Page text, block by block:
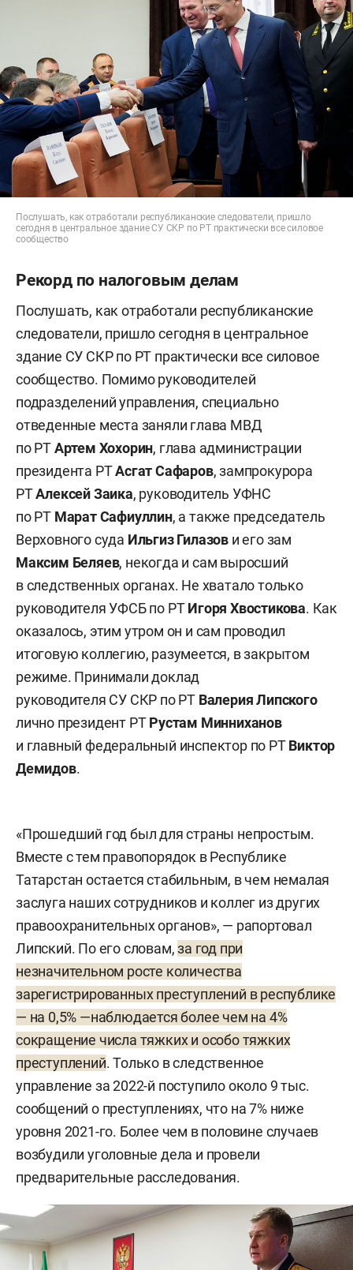
Послушать, как отработали республиканские следователи, пришло
сегодня в центральное здание СУ СКР по РТ практически все силовое
сообщество
Рекорд по налоговым делам
Послушать, как отработали республиканские
следователи, пришло сегодня в центральное
здание СУ СКР по РТ практически все силовое
сообщество. Помимо руководителей
подразделений управления, специально
отведенные места заняли глава МВД
по РТАртем Хохорин, глава администрации
президента РТАсгат Сафаров, зампрокурора
РТАлексей Заика, руководитель УФНС
по РТ Марат Сафиуллин, а также председатель
Верховного суда Ильгиз Гилазов и его зам
Максим Беляев, некогда и сам выросший
в следственных органах. Не хватало только
руководителя УФСБ по РТИгоря Хвостикова. Как
оказалось, этим утром он и сам проводил
итоговую коллегию, разумеется, в закрытом
режиме. Принимали доклад
руководителя СУ СКР по РТ Валерия Липского
лично президент РТРустам Минниханов
и главный федеральный инспектор по РТВиктор
Демидов.
«Прошедший год был для страны непростым.
Вместе с тем правопорядок в Республике
Татарстан остается стабильным, в чем немалая
заслуга наших сотрудников и коллег из других
правоохранительных органов», — рапортовал
Липский. По его словам,за год при
незначительном росте количества
зарегистрированных преступлений в республике
— на 0,5% —наблюдается более чем на 4%
сокращение числа тяжких и особо тяжких
преступлений. Только в следственное
управление за 2022-й поступило около 9 тыс.
сообщений о преступлениях, что на 7% ниже
уровня 2021-го. Более чем в половине случаев
возбудили уголовные дела и провели
предварительные расследования.